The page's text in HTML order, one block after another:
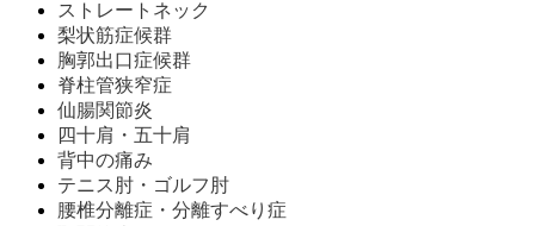
ストレートネック
梨状筋症候群
胸郭出口症候群
脊柱管狭窄症
仙腸関節炎
四十肩・五十肩
背中の痛み
テニス肘・ゴルフ肘
腰椎分離症・分離すべり症